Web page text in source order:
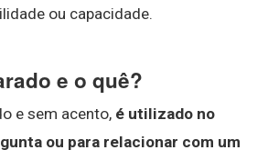
ou capacidade.
e o quê?
e sem acento, é utilizado no
ou para relacionar com um